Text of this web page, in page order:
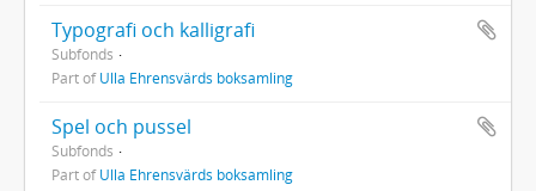
Typografi och kalligrafi
Subfonds
Part ofUlla Ehrensvärds boksamling
Spel och pussel
Subfonds
Part ofUlla Ehrensvärds boksamling